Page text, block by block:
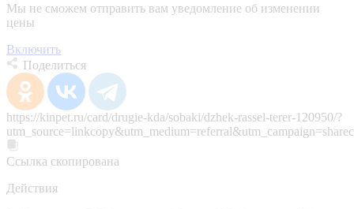
Мы не сможем отправить вам уведомление об изменении
цены
Включить
Поделиться
https://kinpet.ru/card/drugie-kda/sobaki/dzhek-rassel-terer-120950/?
Ссылка скопирована
Действия